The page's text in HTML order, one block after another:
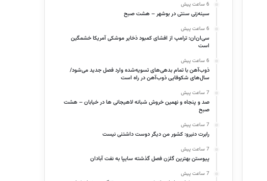
6 ساعت پیش
سینه‌زنی سنتی در بوشهر – هشت صبح
6 ساعت پیش
سی‌ان‌ان: ترامپ از افشای کمبود ذخایر موشکی آمریکا خشمگین
است
6 ساعت پیش
ذوب‌آهن با تمام بدهی‌های تسویه‌شده وارد فصل جدید می‌شود/
سال‌های شکوفایی ذوب‌آهن در راه است
7 ساعت پیش
صد و پنجاه و نهمین خروش شبانه لاهیجانی ها در خیابان – هشت
صبح
7 ساعت پیش
رابرت دنیرو: کشور من دیگر دوست داشتنی نیست
7 ساعت پیش
پیوستن بهترین گلزن فصل گذشته سایپا به نفت آبادان
7 ساعت پیش